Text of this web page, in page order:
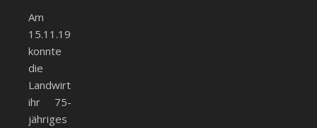
Am
15.11.1996
konnte
die
Landwirtschaftschule
ihr 75-
jähriges